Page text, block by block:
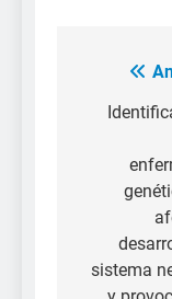
sistema